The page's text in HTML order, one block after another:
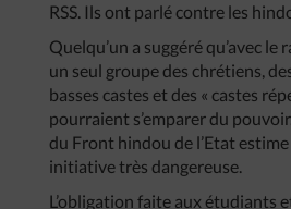
RSS. Ils ont parlé contre les
Quelqu’un a suggéré qu’avec le
un seul groupe des chrétiens,
basses castes et des « castes
pourraient s’emparer du
du Front hindou de l’Etat estime
initiative très dangereuse.
L’obligation faite aux étudiants